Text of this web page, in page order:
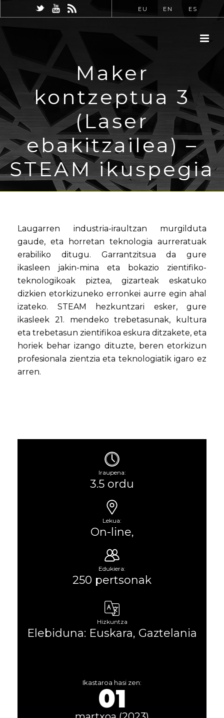
EU EN ES
Maker
kontzeptua 3
(Laser
ebakitzailea) –
STEAM ikuspegia
Laugarren industria-iraultzan murgilduta
gaude, eta horretan teknologia aurreratuak
erabiliko ditugu. Garrantzitsua da gure
ikasleen jakin-mina eta bokazio zientifiko-
teknologikoak piztea, gizarteak eskatuko
dizkien etorkizuneko erronkei aurre egin ahal
izateko. STEAM hezkuntzari esker, gure
ikasleek 21. mendeko trebetasunak, kultura
eta trebetasun zientifikoa eskura ditzakete, eta
horiek behar izango dituzte, beren etorkizun
profesionala zientzia eta teknologiatik igaro ez
arren.
Iraupena:
3.5 ordu
Lekua:
On-line,
Edukiera:
250 pertsonak
Hizkuntza
Elebiduna: Euskara, Gaztelania
Ikastaroa hasi zen:
01